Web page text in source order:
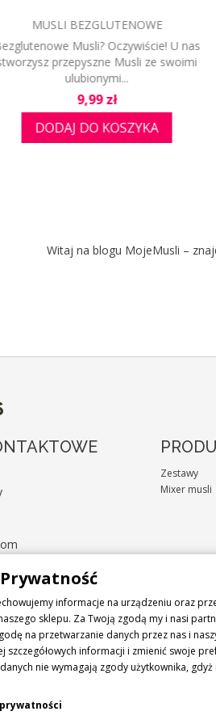
PSZENNE
posiadają wysoką
pokarmowego, oraz
z grupy B,...
DO KOSZYKA
Witaj na blogu MojeMusli –
Zestawy
Mixer musli
informacje na urządzeniu oraz
sklepu. Za Twoją zgodą my i nasi
na przetwarzanie danych przez nas i
szczegółowych informacji i zmienić swoje
nie wymagają zgody użytkownika,